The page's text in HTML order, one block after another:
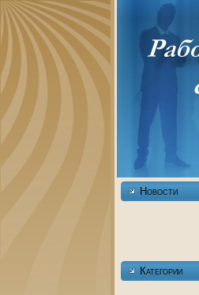
Новости
Категории